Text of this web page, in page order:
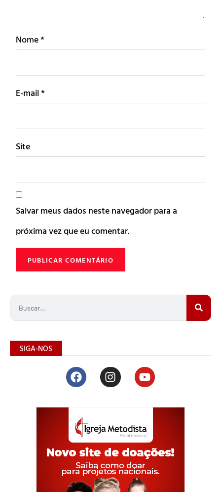
Nome*
E-mail*
Site
Salvar meus dados neste navegador para a
próxima vez que eu comentar.
SIGA-NOS